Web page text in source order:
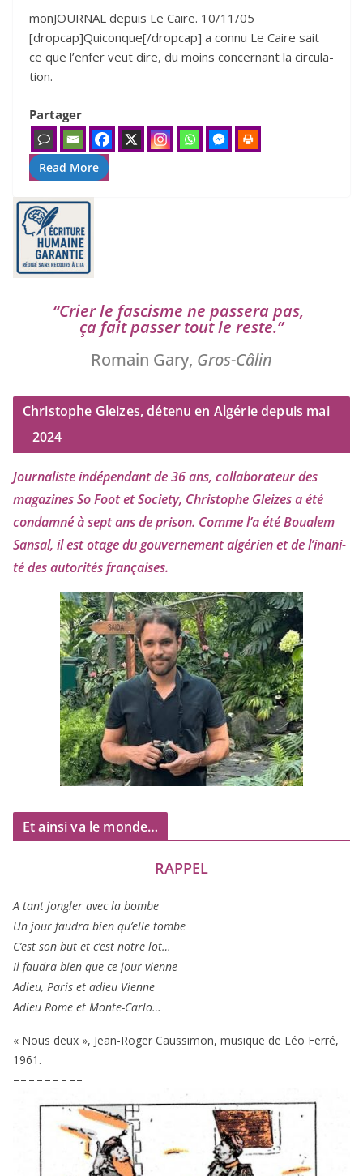
monJOURNAL depuis Le Caire. 10/​11/​05
[dropcap]Quiconque[/dropcap] a connu Le Caire sait
ce que l’enfer veut dire, du moins concer­nant la cir­cu­la­
tion.
Partager
Read More
“Crier le fas­cisme ne pas­se­ra pas,
ça fait pas­ser tout le reste.”
Romain Gary, Gros-Câlin
Christophe Gleizes, détenu en Algérie depuis mai
2024
Journaliste indé­pen­dant de36ans, col­la­bo­ra­teur des
maga­zines So Foot et Society, Christophe Gleizesa été
condam­né à sept ans de pri­son. Comme l’a été Boualem
Sansal, il est otage du gou­ver­ne­ment algé­rien et de l’i­na­ni­
té des auto­ri­tés françaises.
Et ainsi va le monde…
RAPPEL
A tant jon­gler avec la bombe
Un jour fau­dra bien qu’elle tombe
C’est son but et c’est notre lot…
Il fau­dra bien que ce jour vienne
Adieu, Paris et adieu Vienne
Adieu Rome et Monte-Carlo…
« Nous deux », Jean-Roger Caussimon, musique de Léo Ferré,
1961 .
– – – – – – – – –